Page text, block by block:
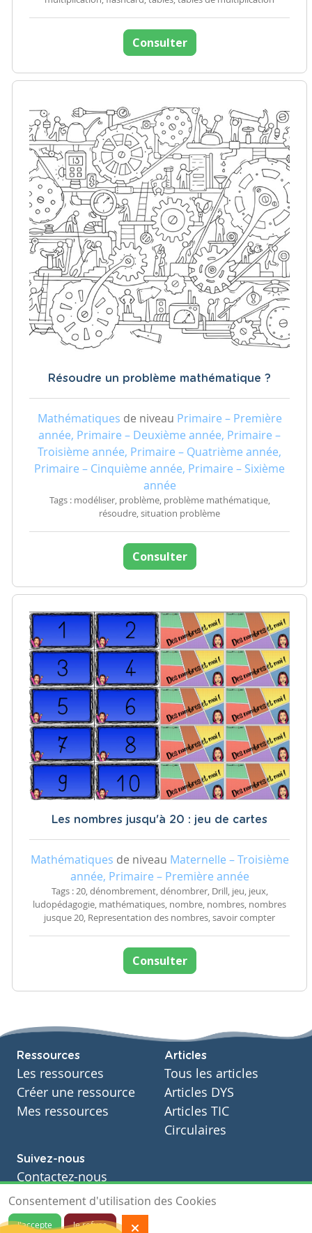
Consulter
Résoudre un problème mathématique ?
Mathématiques de niveau Primaire – Première
année, Primaire – Deuxième année, Primaire –
Troisième année, Primaire – Quatrième année,
Primaire – Cinquième année, Primaire – Sixième
année
Tags : modéliser, problème, problème mathématique,
résoudre, situation problème
Consulter
Les nombres jusqu'à 20 : jeu de cartes
Mathématiques de niveau Maternelle – Troisième
année, Primaire – Première année
Tags : 20, dénombrement, dénombrer, Drill, jeu, jeux,
ludopédagogie, mathématiques, nombre, nombres, nombres
jusque 20, Representation des nombres, savoir compter
Consulter
Ressources
Les ressources
Créer une ressource
Mes ressources
Articles
Tous les articles
Articles DYS
Articles TIC
Circulaires
Suivez-nous
Contactez-nous
Soutien scolaire
Notre page Facebook
Consentement d'utilisation des Cookies
J'accepte Je refuse